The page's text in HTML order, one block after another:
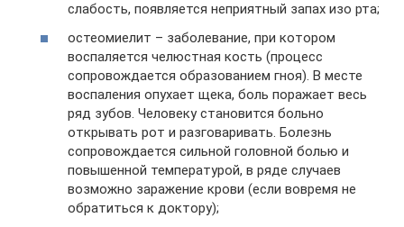
слабость, появляется неприятный запах изо рта;
остеомиелит – заболевание, при котором
воспаляется челюстная кость (процесс
сопровождается образованием гноя). В месте
воспаления опухает щека, боль поражает весь
ряд зубов. Человеку становится больно
открывать рот и разговаривать. Болезнь
сопровождается сильной головной болью и
повышенной температурой, в ряде случаев
возможно заражение крови (если вовремя не
обратиться к доктору);